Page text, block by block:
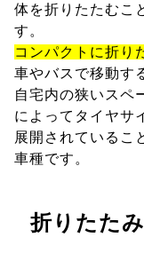
体を折りたたむこ
す。
コンパクトに折り
車やバスで移動す
自宅内の狭いスペ
によってタイヤサ
展開されているこ
車種です。
折りたた